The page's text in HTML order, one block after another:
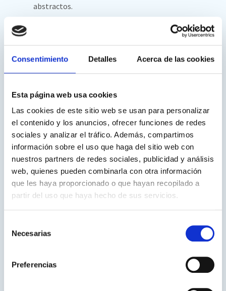
Consentimiento Detalles Acerca de las cookies
Esta página web usa cookies
Las cookies de este sitio web se usan para personalizar
el contenido y los anuncios, ofrecer funciones de redes
sociales y analizar el tráfico. Además, compartimos
información sobre el uso que haga del sitio web con
nuestros partners de redes sociales, publicidad y análisis
web, quienes pueden combinarla con otra información
que les haya proporcionado o que hayan recopilado a
partir del uso que haya hecho de sus servicios.
Necesarias
Preferencias
abstractos.
Terapias y apoyo psicológico y
educativo
Terapia cognitivo-conductual (TCC): en algunos
casos puede ayudar a abordar la ansiedad
enfrentar situaciones estresantes relacionadas con
las matemáticas y la frustración que generan.
Coaching educativo: uncoach especializado en
aprendizaje puede trabajar con adolescentes y
adultos para desarrollar técnicas de estudio y
estrategias de resolución de problemas adaptadas a
sus necesidades.
Estrategias de compensación
permitir el uso de calculadoras y aplicaciones de
apoyo para compensar las dificultades con los
Organización y planificación
: enseñar habilidades